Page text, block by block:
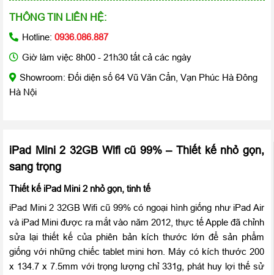
THÔNG TIN LIÊN HỆ:
Hotline: 0936.086.887
Giờ làm việc 8h00 - 21h30 tất cả các ngày
Showroom: Đối diện số 64 Vũ Văn Cẩn, Vạn Phúc Hà Đông
Hà Nội
iPad Mini 2 32GB Wifi cũ 99% – Thiết kế nhỏ gọn,
sang trọng
Thiết kế iPad Mini 2 nhỏ gọn, tinh tế
iPad Mini 2 32GB Wifi cũ 99% có ngoại hình giống như iPad Air
và iPad Mini được ra mắt vào năm 2012, thực tế Apple đã chỉnh
sửa lại thiết kế của phiên bản kích thước lớn để sản phẩm
giống với những chiếc tablet mini hơn. Máy có kích thước 200
x 134.7 x 7.5mm với trọng lượng chỉ 331g, phát huy lợi thế sử